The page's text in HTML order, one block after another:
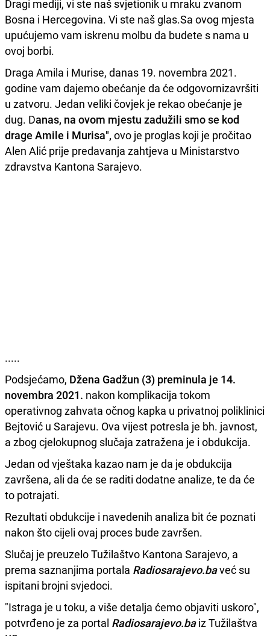
Dragi mediji, vi ste naš svjetionik u mraku zvanom
Bosna i Hercegovina. Vi ste naš glas.Sa ovog mjesta
upućujemo vam iskrenu molbu da budete s nama u
ovoj borbi.
Draga Amila i Murise, danas 19. novembra 2021.
godine vam dajemo obećanje da će odgovornizavršiti
u zatvoru. Jedan veliki čovjek je rekao obećanje je
dug. Danas, na ovom mjestu zadužili smo se kod
drage Amile i Murisa", ovo je proglas koji je pročitao
Alen Alić prije predavanja zahtjeva u Ministarstvo
zdravstva Kantona Sarajevo.
.....
Podsjećamo, Džena Gadžun (3) preminula je 14.
novembra 2021. nakon komplikacija tokom
operativnog zahvata očnog kapka u privatnoj poliklinici
Bejtović u Sarajevu. Ova vijest potresla je bh. javnost,
a zbog cjelokupnog slučaja zatražena je i obdukcija.
Jedan od vještaka kazao nam je da je obdukcija
završena, ali da će se raditi dodatne analize, te da će
to potrajati.
Rezultati obdukcije i navedenih analiza bit će poznati
nakon što cijeli ovaj proces bude završen.
Slučaj je preuzelo Tužilaštvo Kantona Sarajevo, a
prema saznanjima portala Radiosarajevo.baveć su
ispitani brojni svjedoci.
"Istraga je u toku, a više detalja ćemo objaviti uskoro",
potvrđeno je za portal Radiosarajevo.baiz Tužilaštva